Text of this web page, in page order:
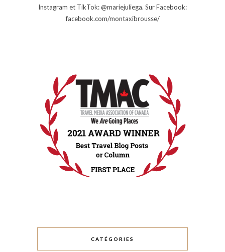
Instagram et TikTok: @mariejuliega. Sur Facebook:
facebook.com/montaxibrousse/
CATÉGORIES